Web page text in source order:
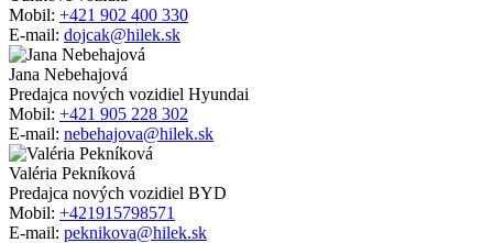
Mobil: +421 902 400 330
E-mail: dojcak@hilek.sk
Jana Nebehajová
Predajca nových vozidiel Hyundai
Mobil: +421 905 228 302
E-mail: nebehajova@hilek.sk
Valéria Pekníková
Predajca nových vozidiel BYD
Mobil: +421915798571
E-mail: peknikova@hilek.sk